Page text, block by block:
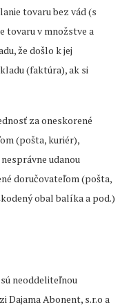
tovaru bez vád (s
tovaru v množstve a
že došlo k jej
(faktúra), ak si
za oneskorené
(pošta, kuriér),
udanou
doručovateľom (pošta,
obal balíka a pod.)
neoddeliteľnou
Dajama Abonent, s.r.o a